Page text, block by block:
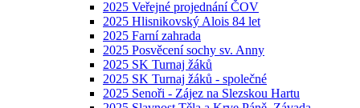
2025 Veřejné projednání ČOV
2025 Hlisnikovský Alois 84 let
2025 Farní zahrada
2025 Posvěcení sochy sv. Anny
2025 SK Turnaj žáků
2025 SK Turnaj žáků - společné
2025 Senoři - Zájez na Slezskou Hartu